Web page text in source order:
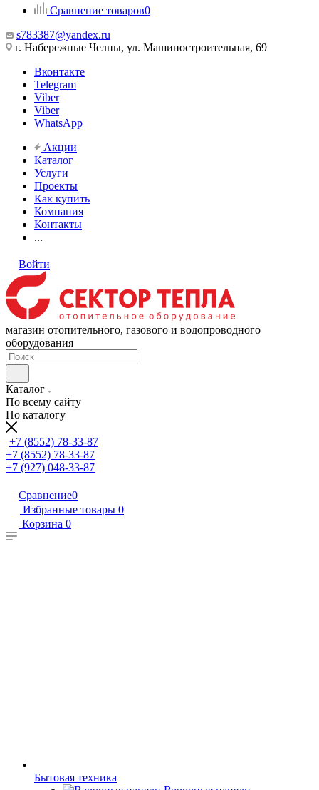
Сравнение товаров0
s783387@yandex.ru
г. Набережные Челны, ул. Машиностроительная, 69
Вконтакте
Telegram
Viber
Viber
WhatsApp
Акции
Каталог
Услуги
Проекты
Как купить
Компания
Контакты
...
Войти
магазин отопительного, газового и водопроводного
оборудования
Каталог
По всему сайту
По каталогу
+7 (8552) 78-33-87
+7 (8552) 78-33-87
+7 (927) 048-33-87
Сравнение0
Избранные товары 0
Корзина 0
Бытовая техника